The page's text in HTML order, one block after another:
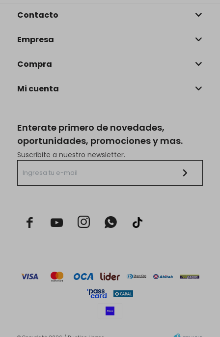
Enterate primero de novedades,
oportunidades, promociones y mas.
Suscribite a nuestro newsletter.
  
Contacto
Empresa
Compra
Mi cuenta